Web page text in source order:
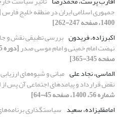
جمهوری اسلامی ایران در منطقه خلیج فارس
1400، صفحه 247-262]
اکبرزاده، فریدون بررسی تطبیقی نقش و
نهضت امام خمینی و امام موسی صدر
صفحه 345-365]
الماسی، نجاد علی مبانی و شیوه‌های
نقض قرارداد و پیامدهای اجتماعی آن پس از
شماره 56، 1400، صفحه 45-64]
امامقلیزاده، سعید سیاستگذاری